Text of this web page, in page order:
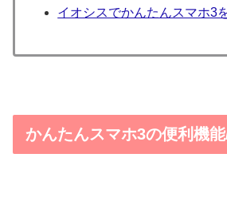
イオシスでかんたんスマホ3
かんたんスマホ3の便利機